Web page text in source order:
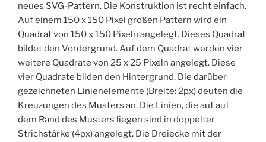
neues SVG-Pattern. Die Konstruktion ist recht einfach.
Auf einem 150 x 150 Pixel großen Pattern wird ein
Quadrat von 150 x 150 Pixeln angelegt. Dieses Quadrat
bildet den Vordergrund. Auf dem Quadrat werden vier
weitere Quadrate von 25 x 25 Pixeln angelegt. Diese
vier Quadrate bilden den Hintergrund. Die darüber
gezeichneten Linienelemente (Breite: 2px) deuten die
Kreuzungen des Musters an. Die Linien, die auf auf
dem Rand des Musters liegen sind in doppelter
Strichstärke (4px) angelegt. Die Dreiecke mit der